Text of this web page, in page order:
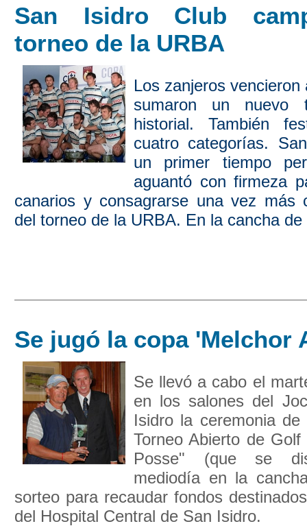
San Isidro Club
torneo de la URBA
Los zanjeros
sumaron un
historial. También
cuatro categorías.
un primer tiempo
aguantó con firmeza
canarios y consagrarse una vez más
del torneo de la URBA. En la cancha
Se jugó la copa 'Melchor
Se llevó a cabo el
en los salones del
Isidro la ceremonia
Torneo Abierto de
Posse" (que se
mediodía en la
sorteo para recaudar fondos
del Hospital Central de San Isidro.